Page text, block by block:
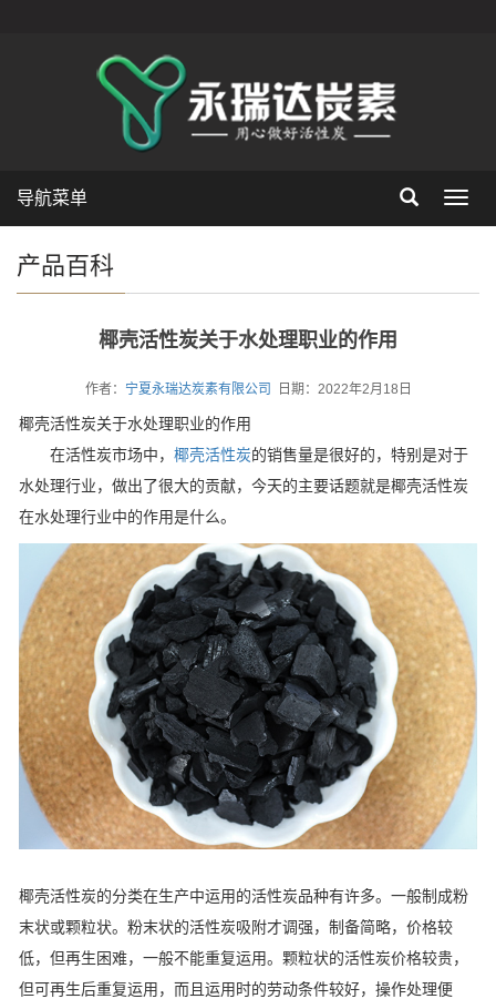
导航菜单
产品百科
椰壳活性炭关于水处理职业的作用
作者： 宁夏永瑞达炭素有限公司 日期：2022年2月18日
椰壳活性炭关于水处理职业的作用
在活性炭市场中， 椰壳活性炭的销售量是很好的，特别是对于
水处理行业，做出了很大的贡献，今天的主要话题就是椰壳活性炭
在水处理行业中的作用是什么。
椰壳活性炭的分类在生产中运用的活性炭品种有许多。一般制成粉
末状或颗粒状。粉末状的活性炭吸附才调强，制备简略，价格较
低，但再生困难，一般不能重复运用。颗粒状的活性炭价格较贵，
但可再生后重复运用，而且运用时的劳动条件较好，操作处理便